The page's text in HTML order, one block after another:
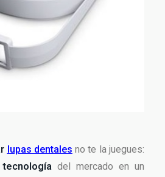
lupas dentales no te la juegues:
del mercado en un